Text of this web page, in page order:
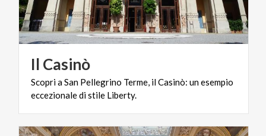
Il Casinò
ScopriaSan Pellegrino Terme, ilCasinò: unesempio
eccezionaledistile Liberty.